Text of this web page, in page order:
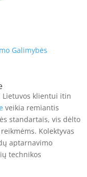
Galimybės
klientui itin
veikia remiantis
standartais, vis dėlto
Kolektyvas
aptarnavimo
technikos